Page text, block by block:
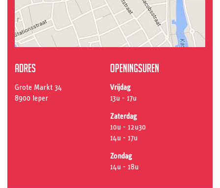
Adres
Grote Markt 34
8900 Ieper
Openingsuren
Vrijdag
13u - 17u
Zaterdag
10u - 12u30
14u - 17u
Zondag
14u - 18u